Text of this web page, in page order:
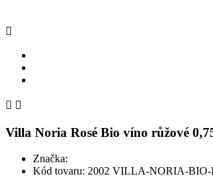

 
Villa Noria Rosé Bio víno růžové
Značka:
Kód tovaru: 2002 VILLA-NORIA-BIO-